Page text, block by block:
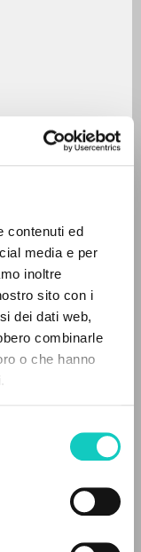
contenuti ed
media e per
inoltre
sito con i
dei dati web,
combinarle
o che hanno